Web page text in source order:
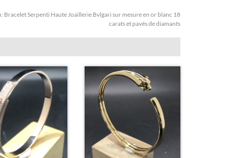
Bracelet Serpenti Haute Joaillerie Bvlgari sur mesure en or blanc 18
carats et pavés de diamants